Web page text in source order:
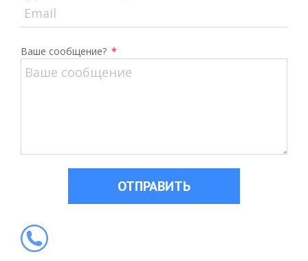
Ваше сообщение? *
ОТПРАВИТЬ